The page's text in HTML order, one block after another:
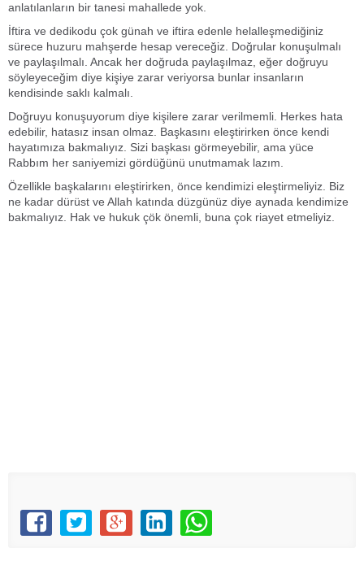
anlatılanların bir tanesi mahallede yok.
İftira ve dedikodu çok günah ve iftira edenle helalleşmediğiniz
sürece huzuru mahşerde hesap vereceğiz. Doğrular konuşulmalı
ve paylaşılmalı. Ancak her doğruda paylaşılmaz, eğer doğruyu
söyleyeceğim diye kişiye zarar veriyorsa bunlar insanların
kendisinde saklı kalmalı.
Doğruyu konuşuyorum diye kişilere zarar verilmemli. Herkes hata
edebilir, hatasız insan olmaz. Başkasını eleştirirken önce kendi
hayatımıza bakmalıyız. Sizi başkası görmeyebilir, ama yüce
Rabbım her saniyemizi gördüğünü unutmamak lazım.
Özellikle başkalarını eleştirirken, önce kendimizi eleştirmeliyiz. Biz
ne kadar dürüst ve Allah katında düzgünüz diye aynada kendimize
bakmalıyız. Hak ve hukuk çök önemli, buna çok riayet etmeliyiz.